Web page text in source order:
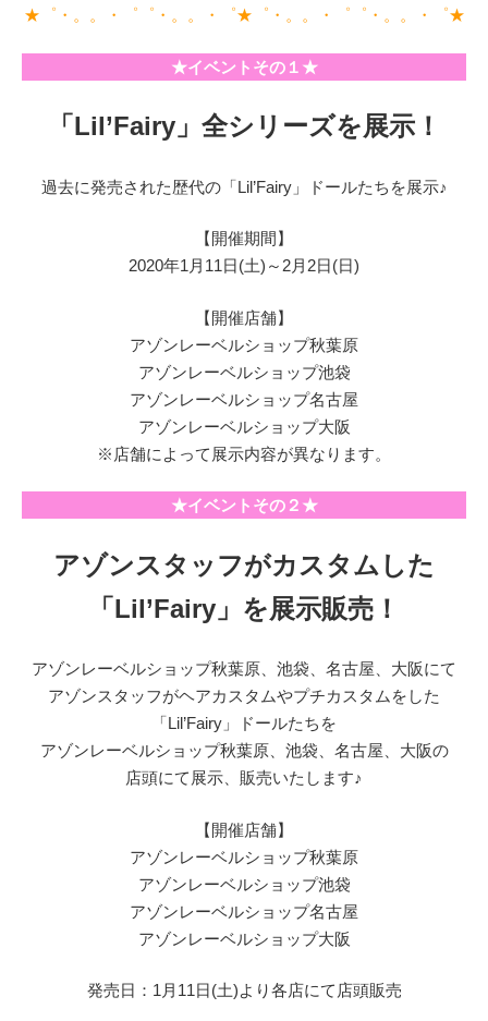
★゜・。。・゜゜・。。・゜★゜・。。・゜゜・。。・゜★
★イベントその１★
「Lil’Fairy」全シリーズを展示！
過去に発売された歴代の「Lil’Fairy」ドールたちを展示♪
【開催期間】
2020年1月11日(土)～2月2日(日)
【開催店舗】
アゾンレーベルショップ秋葉原
アゾンレーベルショップ池袋
アゾンレーベルショップ名古屋
アゾンレーベルショップ大阪
※店舗によって展示内容が異なります。
★イベントその２★
アゾンスタッフがカスタムした
「Lil’Fairy」を展示販売！
アゾンレーベルショップ秋葉原、池袋、名古屋、大阪にて
アゾンスタッフがヘアカスタムやプチカスタムをした
「Lil’Fairy」ドールたちを
アゾンレーベルショップ秋葉原、池袋、名古屋、大阪の
店頭にて展示、販売いたします♪
【開催店舗】
アゾンレーベルショップ秋葉原
アゾンレーベルショップ池袋
アゾンレーベルショップ名古屋
アゾンレーベルショップ大阪
発売日：1月11日(土)より各店にて店頭販売